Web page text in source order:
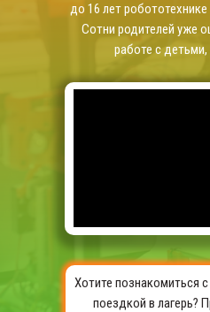
до 16 лет
Сотни родителей уже
работе с
Хотите познакомиться
поездкой в лагерь?